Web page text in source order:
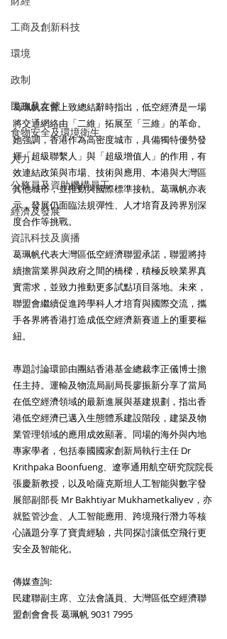
工商及創新科技
環境
政制
民政及文體
食物安全及環境衛生
人力
公務員及資助機構員工
經濟及發展
資訊科技及廣播
葛珮帆在會上致總結辭時指出，低空經濟是一場
將交通網絡由「二維」拓展至「三維」的革命。
她強調，香港作為高密度城市，具備獨特優勢發
揮「超級聯繫人」與「超級增值人」的作用，有
效連結政策與市場、技術與應用、本港與大灣區
其他城市，並推動與國際標準接軌。葛珮帆亦表
示，發展仍面臨法規彈性、人才培育及跨界別深
度合作等挑戰。
葛珮帆代表大灣區低空經濟聯盟承諾，聯盟將持
續擔當業界與政府之間的橋樑，積極反映業界真
實需求，並致力推動更多試點項目落地。未來，
聯盟會繼續促進跨學科人才培育與國際交流，攜
手各界將香港打造成低空經濟新賽道上的重要樞
紐。
專題討論環節由團結香港基金總裁李正儀博士擔
任主持。運輸及物流局副局長廖振新分享了當局
在低空經濟領域的最新進展與基建規劃，指出香
港低空經濟已邁入生態體系建設階段，建築及物
業管理領域的應用成效顯著。同場的海外與內地
專家學者，包括泰國國家創新局執行主任 Dr
Krithpaka Boonfueng、遼寧通用航空研究院院長
張慶新教授，以及哈薩克斯坦人工智能與數字發
展部副部長 Mr Bakhtiyar Mukhametkaliyev，亦
就監管沙盒、人工智能應用、跨境飛行潛力等核
心議題分享了寶貴經驗，共同探討讓低空飛行更
安全及智能化。
傳媒查詢:
民建聯副主席、立法會議員、大灣區低空經濟聯
盟創會會長 葛珮帆 9031 7995